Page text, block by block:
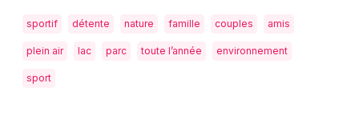
Activité & Expérience
Marseille
sportif détente nature famille couples amis
plein air lac parc toute l’année environnement
sport